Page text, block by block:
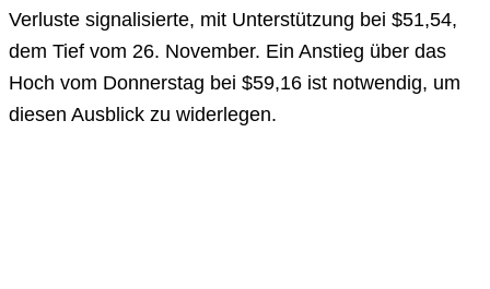
Verluste signalisierte, mit Unterstützung bei $51,54,
dem Tief vom 26. November. Ein Anstieg über das
Hoch vom Donnerstag bei $59,16 ist notwendig, um
diesen Ausblick zu widerlegen.